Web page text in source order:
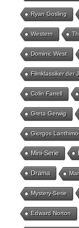
Ryan Gosling
Western
Dominic West
Filmklassiker der
Colin Farrell
Greta Gerwig
Giorgos
Mini-Serie
Drama
Mystery-Serie
Edward Norton